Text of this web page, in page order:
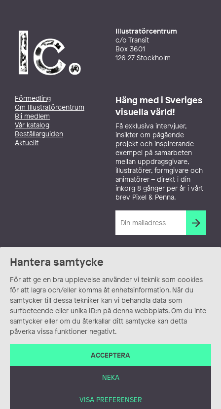
Hantera samtycke
För att ge en bra upplevelse använder vi teknik som cookies
för att lagra och/eller komma åt enhetsinformation. När du
samtycker till dessa tekniker kan vi behandla data som
surfbeteende eller unika ID:n på denna webbplats. Om du inte
samtycker eller om du återkallar ditt samtycke kan detta
påverka vissa funktioner negativt.
ACCEPTERA
NEKA
VISA PREFERENSER
Illustratörcentrum
c/o Transit
Box 3601
126 27 Stockholm
Förmedling
Om Illustratörcentrum
Bli medlem
Vår katalog
Beställarguiden
Aktuellt
Häng med i Sveriges
visuella värld!
Få exklusiva intervjuer,
insikter om pågående
projekt och inspirerande
exempel på samarbeten
mellan uppdragsgivare,
illustratörer, formgivare och
animatörer – direkt i din
inkorg 8 gånger per år i vårt
brev Pixel & Penna.